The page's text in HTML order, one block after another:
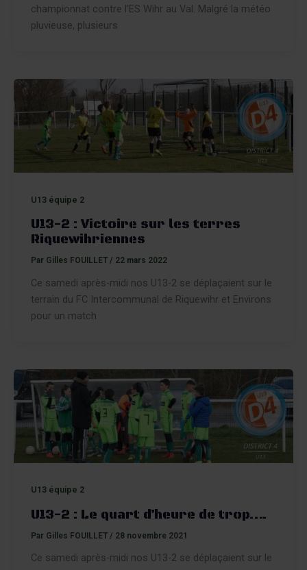
championnat contre l’ES Wihr au Val. Malgré la météo
pluvieuse, plusieurs
U13 équipe 2
U13-2 : Victoire sur les terres
Riquewihriennes
Par Gilles FOUILLET / 22 mars 2022
Ce samedi après-midi nos U13-2 se déplaçaient sur le
terrain du FC Intercommunal de Riquewihr et Environs
pour un match
U13 équipe 2
U13-2 : Le quart d’heure de trop….
Par Gilles FOUILLET / 28 novembre 2021
Ce samedi après-midi nos U13-2 se déplaçaient sur le